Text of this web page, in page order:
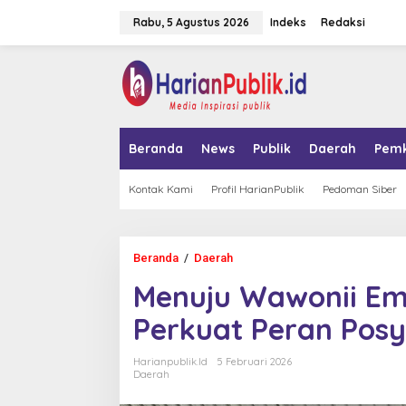
Rabu, 5 Agustus 2026 Indeks Redaksi
Beranda News Publik Daerah
Kontak Kami Profil HarianPublik Pedoman Siber
Beranda / Daerah
j
u
W
Menuju Wawonii
Perkuat Peran
Harianpublik.id
5 Februari 2026
Daerah